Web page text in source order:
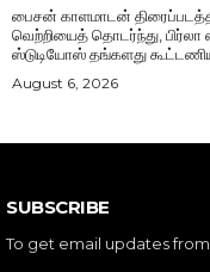
பைசன் காளமாடன்
வெற்றியைத் தொடர்ந்து, பிர்லா
ஸ்டுடியோஸ் தங்களது
August 6, 2026
SUBSCRIBE
To get email updates from